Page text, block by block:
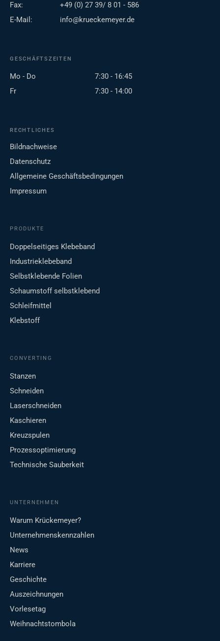
Fax:
+49 (0) 27 39/ 8 01 - 586
E-Mail:
info@krueckemeyer.de
GESCHÄFTSZEITEN
Mo - Do
7:30 - 16:45
Fr
7:30 - 14:00
RECHTLICHES
Bildnachweise
Datenschutz
Allgemeine Geschäftsbedingungen
Impressum
PRODUKTE
Doppelseitiges Klebeband
Industrieklebeband
Selbstklebende Folien
Schaumstoff selbstklebend
Schleifmittel
Klebstoff
CONVERTING
Stanzen
Schneiden
Laserschneiden
Kaschieren
Kreuzspulen
Prozessoptimierung
Technische Sauberkeit
UNTERNEHMEN
Warum Krückemeyer?
Unternehmenskennzahlen
News
Karriere
Geschichte
Auszeichnungen
Vorlesetag
Weihnachtstombola